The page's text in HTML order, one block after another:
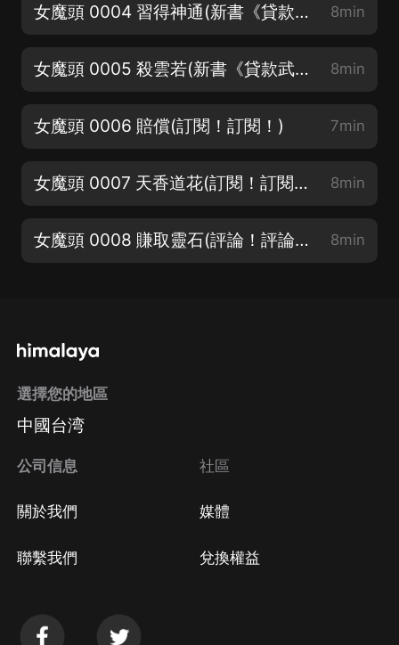
女魔頭 0004 習得神通(新書《貸款武聖》上架啦！) 8min
女魔頭 0005 殺雲若(新書《貸款武聖》上架啦！) 8min
女魔頭 0006 賠償(訂閱！訂閱！) 7min
女魔頭 0007 天香道花(訂閱！訂閱！) 8min
女魔頭 0008 賺取靈石(評論！評論！) 8min
選擇您的地區
中國台湾
公司信息
關於我們
聯繫我們
社區
媒體
兌換權益